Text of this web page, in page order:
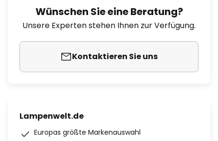
Wünschen Sie eine Beratung?
Unsere Experten stehen Ihnen zur Verfügung.
Kontaktieren Sie uns
Lampenwelt.de
Europas größte Markenauswahl